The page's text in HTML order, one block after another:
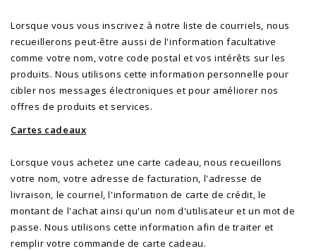
Lorsque vous vous inscrivez à notre liste de courriels, nous
recueillerons peut-être aussi de l'information facultative
comme votre nom, votre code postal et vos intérêts sur les
produits. Nous utilisons cette information personnelle pour
cibler nos messages électroniques et pour améliorer nos
offres de produits et services.
Cartes cadeaux
Lorsque vous achetez une carte cadeau, nous recueillons
votre nom, votre adresse de facturation, l'adresse de
livraison, le courriel, l'information de carte de crédit, le
montant de l'achat ainsi qu'un nom d'utilisateur et un mot de
passe. Nous utilisons cette information afin de traiter et
remplir votre commande de carte cadeau.